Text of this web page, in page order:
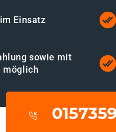
Einsatz
sowie mit
möglich